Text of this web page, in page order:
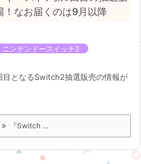
なお届くのは9月以降
ニンテンドースイッチ2
目となるSwitch2抽選販売の情報が
『Switch ...